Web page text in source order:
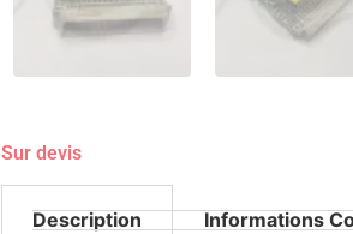
Sur devis
Description Informations